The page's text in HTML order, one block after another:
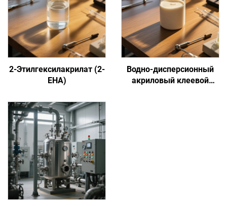
2-Этилгексилакрилат (2-
EHA)
Водно-дисперсионный
акриловый клеевой